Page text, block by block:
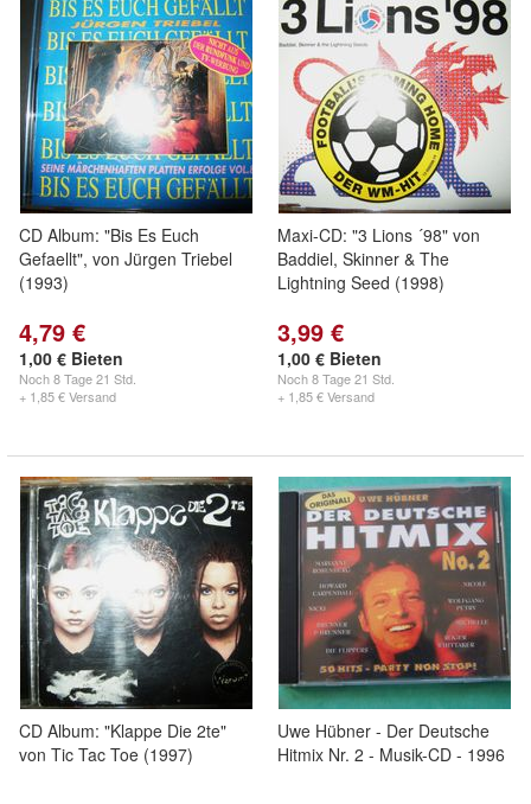
CD Album: "Bis Es Euch
Gefaellt", von Jürgen Triebel
(1993)
4,79 €
1,00 € Bieten
Noch8 Tage 21 Std.
+ 1,85 € Versand
Maxi-CD: "3 Lions ´98" von
Baddiel, Skinner & The
Lightning Seed (1998)
3,99 €
1,00 € Bieten
Noch8 Tage 21 Std.
+ 1,85 € Versand
CD Album: "Klappe Die 2te"
von Tic Tac Toe (1997)
Uwe Hübner - Der Deutsche
Hitmix Nr. 2 - Musik-CD - 1996